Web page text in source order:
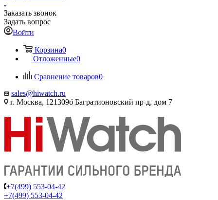
Заказать звонок
Задать вопрос
Войти
Корзина0
Отложенные0
Сравнение товаров0
sales@hiwatch.ru
г. Москва, 121309б Багратионовский пр-д, дом 7
+7(499) 553-04-42
+7(499) 553-04-42